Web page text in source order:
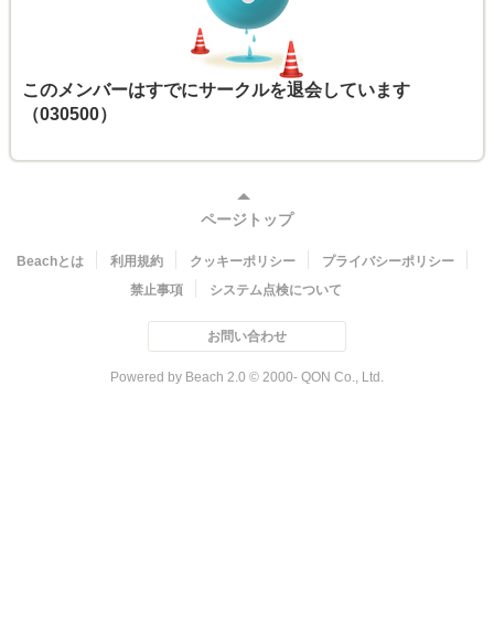
このメンバーはすでにサークルを退会しています
（030500）
ページトップ
Beachとは 利用規約 クッキーポリシー
プライバシーポリシー
禁止事項
システム点検について
お問い合わせ
Powered by Beach 2.0 © 2000- QON Co., Ltd.